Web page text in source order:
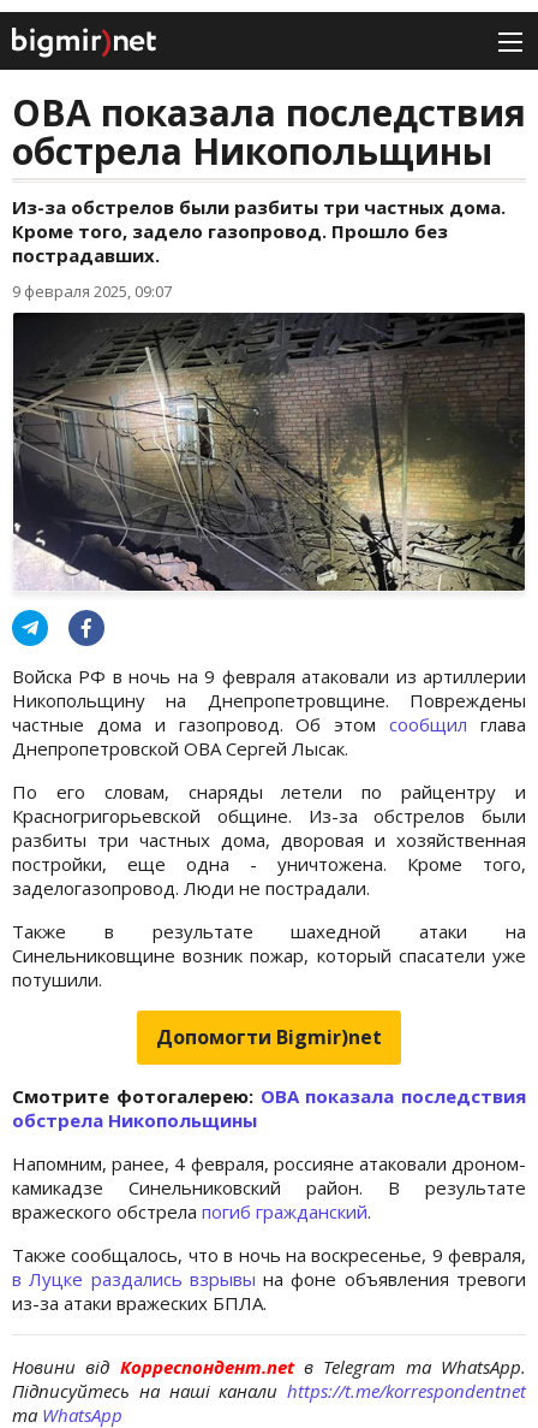
ОВА показала последствия
обстрела Никопольщины
Из-за обстрелов были разбиты три частных дома.
Кроме того, задело газопровод. Прошло без
пострадавших.
9 февраля 2025, 09:07
Войска РФ в ночь на 9 февраля атаковали из артиллерии
Никопольщину на Днепропетровщине. Повреждены
частные дома и газопровод. Об этомсообщилглава
Днепропетровской ОВА Сергей Лысак.
По его словам, снаряды летели по райцентру и
Красногригорьевской общине. Из-за обстрелов были
разбиты три частных дома, дворовая и хозяйственная
постройки, еще одна - уничтожена. Кроме того,
заделогазопровод. Люди не пострадали.
Также в результате шахедной атаки на
Синельниковщине возник пожар, который спасатели уже
потушили.
Допомогти Bigmir)net
Cмотрите фотогалерею: ОВА показала последствия
обстрела Никопольщины
Напомним, ранее, 4 февраля, россияне атаковали дроном-
камикадзе Синельниковский район. В результате
вражеского обстрела погиб гражданский.
Также сообщалось, что в ночь на воскресенье, 9 февраля,
в Луцке раздались взрывы на фоне объявления тревоги
из-за атаки вражеских БПЛА.
Новини від Корреспондент.netв Telegram та WhatsApp.
Підписуйтесь на наші канали https://t.me/korrespondentnet
та WhatsApp